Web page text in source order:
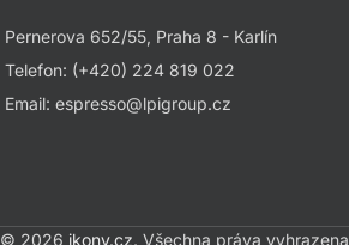
Pernerova 652/55, Praha 8 - Karlín
Telefon: (+420) 224 819 022
Email: espresso@lpigroup.cz
© 2026 ikony.cz. Všechna práva vyhrazena